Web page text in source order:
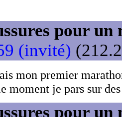
pour
(invité)
mon premier
moment je pars sur
pour